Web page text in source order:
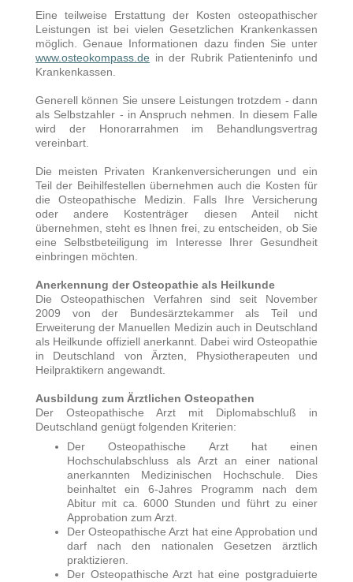
Eine teilweise Erstattung der Kosten osteopathischer
Leistungen ist bei vielen Gesetzlichen Krankenkassen
möglich. Genaue Informationen dazu finden Sie unter
www.osteokompass.de in der Rubrik Patienteninfo und
Krankenkassen.
Generell können Sie unsere Leistungen trotzdem - dann
als Selbstzahler - in Anspruch nehmen. In diesem Falle
wird der Honorarrahmen im Behandlungsvertrag
vereinbart.
Die meisten Privaten Krankenversicherungen und ein
Teil der Beihilfestellen übernehmen auch die Kosten für
die Osteopathische Medizin. Falls Ihre Versicherung
oder andere Kostenträger diesen Anteil nicht
übernehmen, steht es Ihnen frei, zu entscheiden, ob Sie
eine Selbstbeteiligung im Interesse Ihrer Gesundheit
einbringen möchten.
Anerkennung der Osteopathie als Heilkunde
Die Osteopathischen Verfahren sind seit November
2009 von der Bundesärztekammer als Teil und
Erweiterung der Manuellen Medizin auch in Deutschland
als Heilkunde offiziell anerkannt. Dabei wird Osteopathie
in Deutschland von Ärzten, Physiotherapeuten und
Heilpraktikern angewandt.
Ausbildung zum Ärztlichen Osteopathen
Der Osteopathische Arzt mit Diplomabschluß in
Deutschland genügt folgenden Kriterien:
Der Osteopathische Arzt hat einen
Hochschulabschluss als Arzt an einer national
anerkannten Medizinischen Hochschule. Dies
beinhaltet ein 6-Jahres Programm nach dem
Abitur mit ca. 6000 Stunden und führt zu einer
Approbation zum Arzt.
Der Osteopathische Arzt hat eine Approbation und
darf nach den nationalen Gesetzen ärztlich
praktizieren.
Der Osteopathische Arzt hat eine postgraduierte